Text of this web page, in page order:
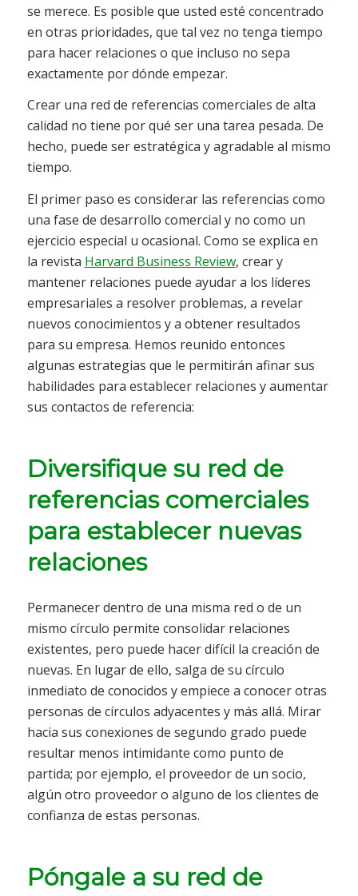
se merece. Es posible que usted esté concentrado
en otras prioridades, que tal vez no tenga tiempo
para hacer relaciones o que incluso no sepa
exactamente por dónde empezar.
Crear una red de referencias comerciales de alta
calidad no tiene por qué ser una tarea pesada. De
hecho, puede ser estratégica y agradable al mismo
tiempo.
El primer paso es considerar las referencias como
una fase de desarrollo comercial y no como un
ejercicio especial u ocasional. Como se explica en
la revista Harvard Business Review, crear y
mantener relaciones puede ayudar a los líderes
empresariales a resolver problemas, a revelar
nuevos conocimientos y a obtener resultados
para su empresa. Hemos reunido entonces
algunas estrategias que le permitirán afinar sus
habilidades para establecer relaciones y aumentar
sus contactos de referencia:
Diversifique su red de
referencias comerciales
para establecer nuevas
relaciones
Permanecer dentro de una misma red o de un
mismo círculo permite consolidar relaciones
existentes, pero puede hacer difícil la creación de
nuevas. En lugar de ello, salga de su círculo
inmediato de conocidos y empiece a conocer otras
personas de círculos adyacentes y más allá. Mirar
hacia sus conexiones de segundo grado puede
resultar menos intimidante como punto de
partida; por ejemplo, el proveedor de un socio,
algún otro proveedor o alguno de los clientes de
confianza de estas personas.
Póngale a su red de